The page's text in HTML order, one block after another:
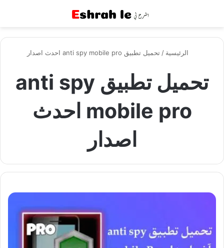
الرئيسية / تحميل تطبيق anti spy mobile pro احدث اصدار
تحميل تطبيق anti spy
mobile pro احدث
اصدار